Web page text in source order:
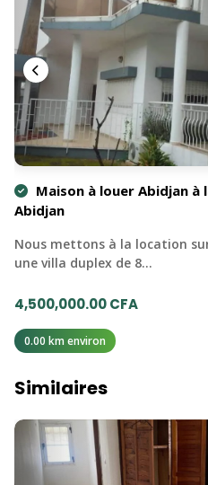
Maison à louer Abidjan à
Abidjan
Nous mettons à la location
une villa duplex de 8…
4,500,000.00 CFA
0.00 km environ
Similaires